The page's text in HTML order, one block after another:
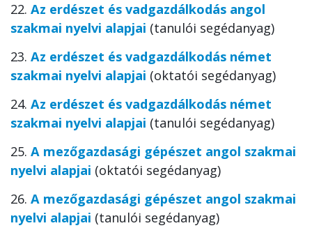
22. Az erdészet és vadgazdálkodás angol
szakmai nyelvi alapjai (tanulói segédanyag)
23. Az erdészet és vadgazdálkodás német
szakmai nyelvi alapjai (oktatói segédanyag)
24. Az erdészet és vadgazdálkodás német
szakmai nyelvi alapjai (tanulói segédanyag)
25. A mezőgazdasági gépészet angol szakmai
nyelvi alapjai (oktatói segédanyag)
26. A mezőgazdasági gépészet angol szakmai
nyelvi alapjai (tanulói segédanyag)